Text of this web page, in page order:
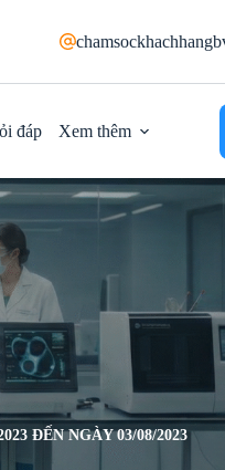
đáp Xem thêm
ĐẾN NGÀY 03/08/2023